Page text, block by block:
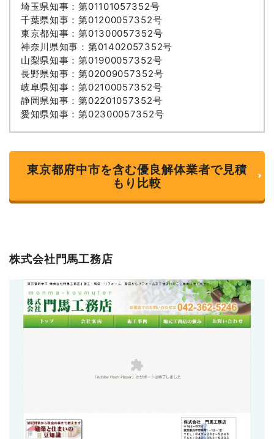
埼玉県知事：第01101057352号
千葉県知事：第01200057352号
東京都知事：第01300057352号
神奈川県知事：第01402057352号
山梨県知事：第01900057352号
長野県知事：第02009057352号
岐阜県知事：第02100057352号
静岡県知事：第02201057352号
愛知県知事：第02300057352号
東京都府中市を含む優良解体業者で見積
もり比較
株式会社門馬工務店